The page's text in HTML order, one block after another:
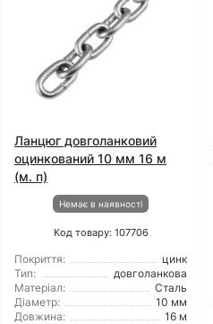
Ланцюг довголанковий
оцинкований 10 мм 16 м
(м. п)
Немає в наявності
Код товару: 107706
Покриття:
цинк
Тип:
довголанкова
Матеріал:
Сталь
Діаметр:
10 мм
Довжина:
16 м